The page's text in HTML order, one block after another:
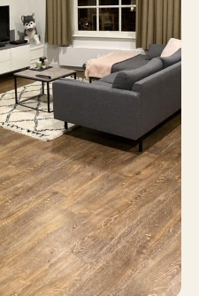
Betaald parkeren
Nee
Nee
Nee